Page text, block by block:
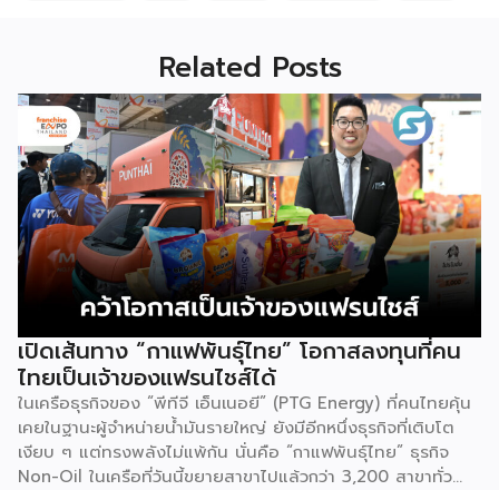
Related Posts
เปิดเส้นทาง “กาแฟพันธุ์ไทย” โอกาสลงทุนที่คน
ไทยเป็นเจ้าของแฟรนไชส์ได้
ในเครือธุรกิจของ “พีทีจี เอ็นเนอยี” (PTG Energy) ที่คนไทยคุ้น
เคยในฐานะผู้จำหน่ายน้ำมันรายใหญ่ ยังมีอีกหนึ่งธุรกิจที่เติบโต
เงียบ ๆ แต่ทรงพลังไม่แพ้กัน นั่นคือ “กาแฟพันธุ์ไทย” ธุรกิจ
Non-Oil ในเครือที่วันนี้ขยายสาขาไปแล้วกว่า 3,200 สาขาทั่ว